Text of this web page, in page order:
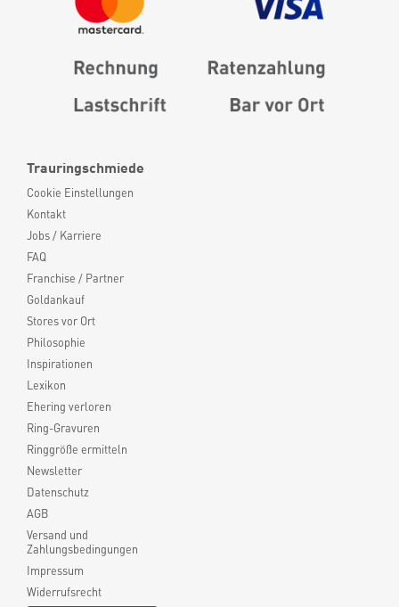
Trauringschmiede
Cookie Einstellungen
Kontakt
Jobs / Karriere
FAQ
Franchise / Partner
Goldankauf
Stores vor Ort
Philosophie
Inspirationen
Lexikon
Ehering verloren
Ring-Gravuren
Ringgröße ermitteln
Newsletter
Datenschutz
AGB
Versand und
Zahlungsbedingungen
Impressum
Widerrufsrecht